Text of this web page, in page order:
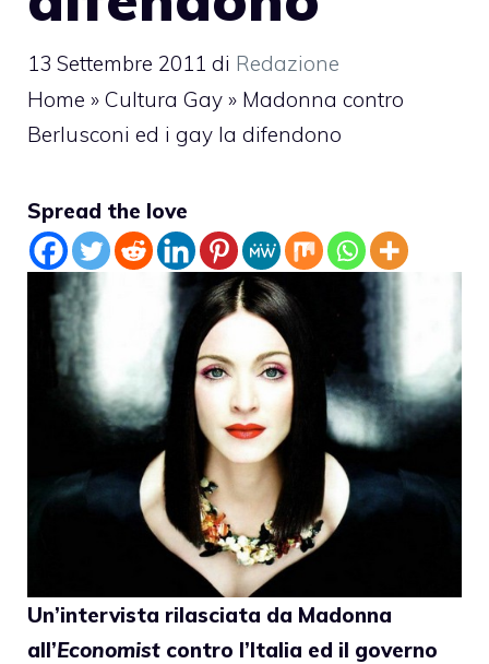
13 Settembre 2011 di Redazione
Home » Cultura Gay » Madonna contro
Berlusconi ed i gay la difendono
Spread the love
Un’intervista rilasciata da Madonna
all’Economist contro l’Italia ed il governo